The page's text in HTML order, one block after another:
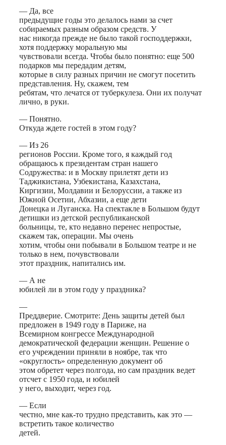
— Да, все
предыдущие годы это делалось нами за счет
собираемых разным образом средств. У
нас никогда прежде не было такой господдержки,
хотя поддержку моральную мы
чувствовали всегда. Чтобы было понятно: еще 500
подарков мы передадим детям,
которые в силу разных причин не смогут посетить
представления. Ну, скажем, тем
ребятам, что лечатся от туберкулеза. Они их получат
лично, в руки.
— Понятно.
Откуда ждете гостей в этом году?
— Из 26
регионов России. Кроме того, я каждый год
обращаюсь к президентам стран нашего
Содружества: и в Москву прилетят дети из
Таджикистана, Узбекистана, Казахстана,
Киргизии, Молдавии и Белоруссии, а также из
Южной Осетии, Абхазии, а еще дети
Донецка и Луганска. На спектакле в Большом будут
детишки из детской республиканской
больницы, те, кто недавно перенес непростые,
скажем так, операции. Мы очень
хотим, чтобы они побывали в Большом театре и не
только в нем, почувствовали
этот праздник, напитались им.
— А не
юбилей ли в этом году у праздника?
—
Преддверие. Смотрите: День защиты детей был
предложен в 1949 году в Париже, на
Всемирном конгрессе Международной
демократической федерации женщин. Решение о
его учреждении приняли в ноябре, так что
«округлость» определенную документ об
этом обретет через полгода, но сам праздник ведет
отсчет с 1950 года, и юбилей
у него, выходит, через год.
— Если
честно, мне как-то трудно представить, как это —
встретить такое количество
детей.